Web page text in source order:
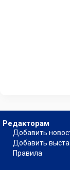
Редакторам
Добавить
Добавить
Правила